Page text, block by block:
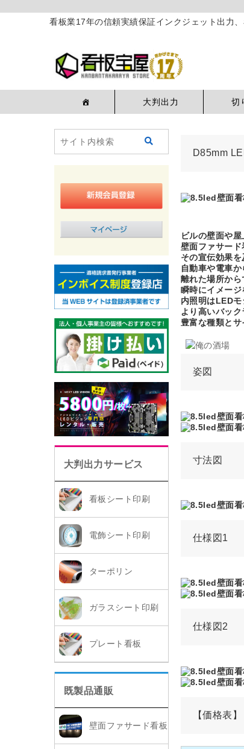
看板業17年の信頼実績保証インクジェット出力
大判出力 切
大判出力サービス
看板シート印刷
電飾シート印刷
ターポリン
ガラスシート印刷
プレート看板
既製品通販
壁面ファサード看板
D85mm
ビルの壁面や
壁面ファサード
その宣伝効果を
自動車や電車か
離れた場所から
瞬時にイメージ
内照明はLEDモ
より高いバック
豊富な種類とサ
姿図
寸法図
仕様図1
仕様図2
【価格表】